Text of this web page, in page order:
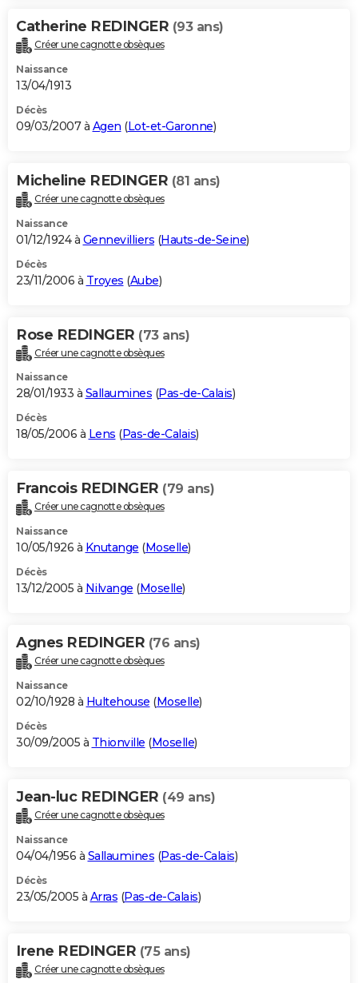
Catherine REDINGER (93 ans)
Créer une cagnotte obsèques
Naissance
13/04/1913
Décès
09/03/2007 à Agen (Lot-et-Garonne)
Micheline REDINGER (81 ans)
Créer une cagnotte obsèques
Naissance
01/12/1924 à Gennevilliers (Hauts-de-Seine)
Décès
23/11/2006 à Troyes (Aube)
Rose REDINGER (73 ans)
Créer une cagnotte obsèques
Naissance
28/01/1933 à Sallaumines (Pas-de-Calais)
Décès
18/05/2006 à Lens (Pas-de-Calais)
Francois REDINGER (79 ans)
Créer une cagnotte obsèques
Naissance
10/05/1926 à Knutange (Moselle)
Décès
13/12/2005 à Nilvange (Moselle)
Agnes REDINGER (76 ans)
Créer une cagnotte obsèques
Naissance
02/10/1928 à Hultehouse (Moselle)
Décès
30/09/2005 à Thionville (Moselle)
Jean-luc REDINGER (49 ans)
Créer une cagnotte obsèques
Naissance
04/04/1956 à Sallaumines (Pas-de-Calais)
Décès
23/05/2005 à Arras (Pas-de-Calais)
Irene REDINGER (75 ans)
Créer une cagnotte obsèques